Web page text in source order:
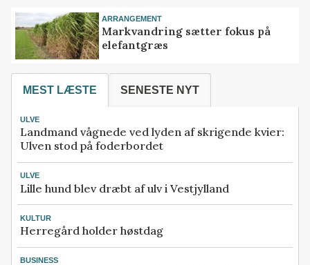
ARRANGEMENT
Markvandring sætter fokus på
elefantgræs
MEST LÆSTE SENESTE NYT
ULVE
Landmand vågnede ved lyden af skrigende kvier:
Ulven stod på foderbordet
ULVE
Lille hund blev dræbt af ulv i Vestjylland
KULTUR
Herregård holder høstdag
BUSINESS